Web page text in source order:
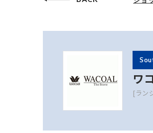
ワ
[ラン